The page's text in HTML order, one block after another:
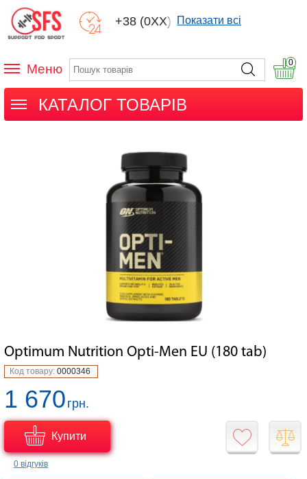
+38 (0XX) XXXПоказати всі
Меню 0
КАТАЛОГ ТОВАРІВ
Optimum Nutrition Opti-Men EU (180 tab)
Код товару: 0000346
1 670грн.
Купити
0 відгуків